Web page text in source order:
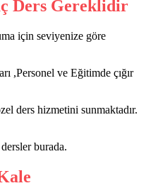
Ders Gereklidir
için seviyenize göre
,Personel ve Eğitimde çığır
ders hizmetini sunmaktadır.
burada.